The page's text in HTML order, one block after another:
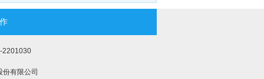
2201030
有限公司